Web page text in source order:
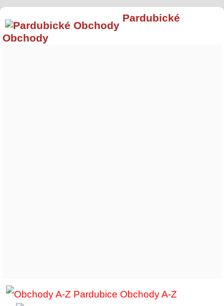
Pardubické
Obchody
Obchody A-Z